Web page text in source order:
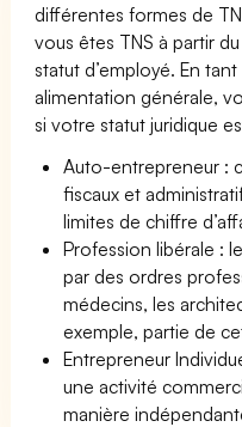
différentes formes de
vous êtes TNS à partir
statut d’employé. En
alimentation générale,
si votre statut juridique
Auto-entrepreneur :
fiscaux et
limites de chiffre
Profession libérale :
par des ordres
médecins, les
exemple, partie de
Entrepreneur
une activité
manière